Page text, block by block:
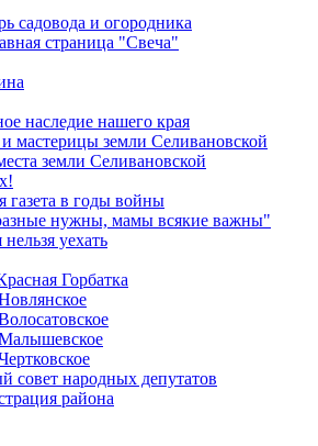
садовода и огородника
страница "Свеча"
наследие нашего края
мастерицы земли Селивановской
земли Селивановской
газета в годы войны
нужны, мамы всякие важны"
нельзя уехать
Горбатка
совет народных депутатов
района